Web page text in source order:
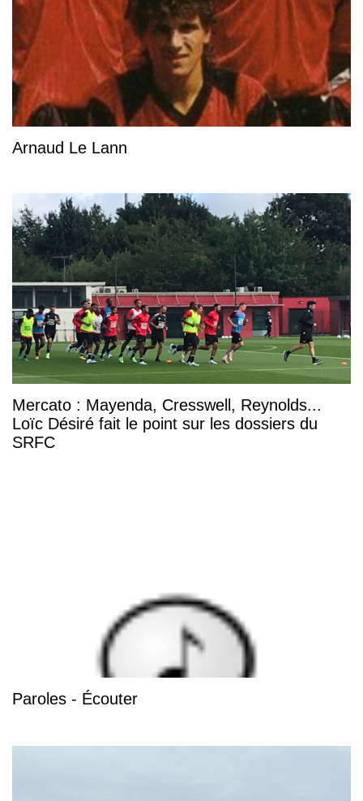
Arnaud Le Lann
Mercato : Mayenda, Cresswell, Reynolds...
Loïc Désiré fait le point sur les dossiers du
SRFC
Paroles - Écouter